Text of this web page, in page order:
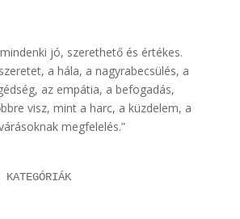
jó, szerethető és értékes.
a hála, a nagyrabecsülés, a
az empátia, a befogadás,
visz, mint a harc, a küzdelem, a
megfelelés.”